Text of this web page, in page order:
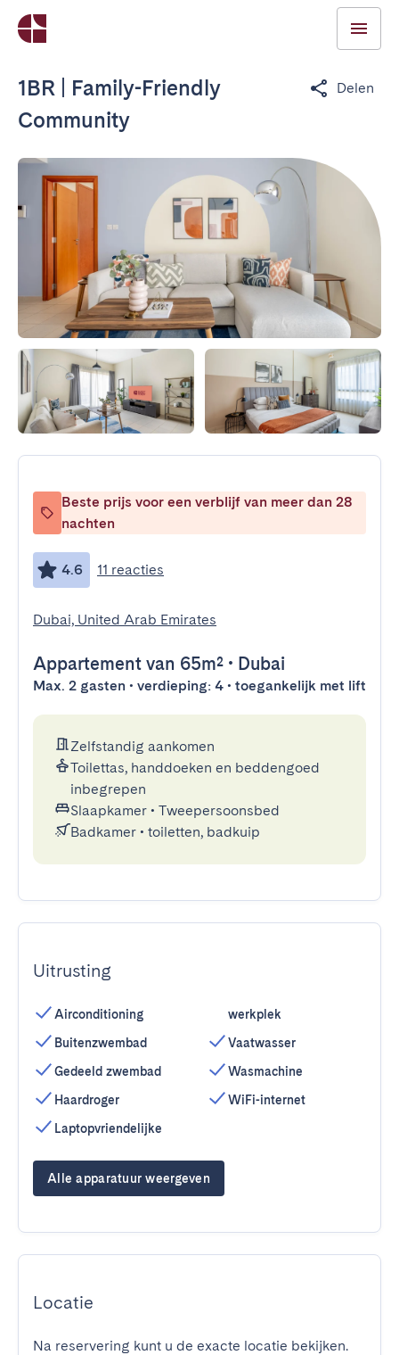
1BR | Family-Friendly
Community
Delen
Beste prijs voor een verblijf van meer dan 28
nachten
4.6 11 reacties
Dubai, United Arab Emirates
Appartement van 65m² • Dubai
Max. 2 gasten • verdieping: 4 • toegankelijk met lift
Zelfstandig aankomen
Toilettas, handdoeken en beddengoed
inbegrepen
Slaapkamer • Tweepersoonsbed
Badkamer • toiletten, badkuip
Uitrusting
Airconditioning
Buitenzwembad
Gedeeld zwembad
Haardroger
Laptopvriendelijke
werkplek
Vaatwasser
Wasmachine
WiFi-internet
Alle apparatuur weergeven
Locatie
Na reservering kunt u de exacte locatie bekijken.